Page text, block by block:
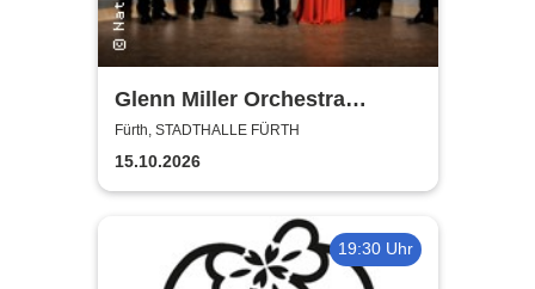
Glenn Miller Orchestra
directed by Uli Plettendorff
Fürth, STADTHALLE FÜRTH
15.10.2026
19:30 Uhr